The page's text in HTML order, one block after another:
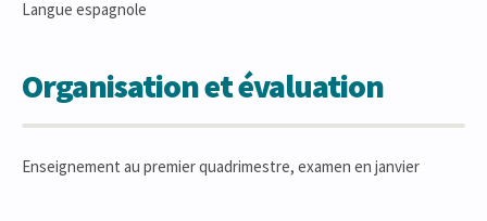
Langue espagnole
Organisation et évaluation
Enseignement au premier quadrimestre, examen en janvier